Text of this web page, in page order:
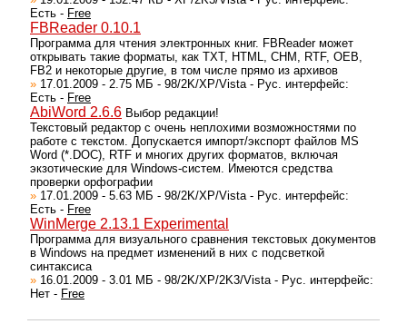
Есть - Free
FBReader 0.10.1
Программа для чтения электронных книг. FBReader может
открывать такие форматы, как TXT, HTML, CHM, RTF, OEB,
FB2 и некоторые другие, в том числе прямо из архивов
» 17.01.2009 - 2.75 МБ - 98/2K/XP/Vista - Рус. интерфейс:
Есть - Free
AbiWord 2.6.6 Выбор редакции!
Текстовый редактор с очень неплохими возможностями по
работе с текстом. Допускается импорт/экспорт файлов MS
Word (*.DOC), RTF и многих других форматов, включая
экзотические для Windows-систем. Имеются средства
проверки орфографии
» 17.01.2009 - 5.63 МБ - 98/2K/XP/Vista - Рус. интерфейс:
Есть - Free
WinMerge 2.13.1 Experimental
Программа для визуального сравнения текстовых документов
в Windows на предмет изменений в них с подсветкой
синтаксиса
» 16.01.2009 - 3.01 МБ - 98/2K/XP/2K3/Vista - Рус. интерфейс:
Нет - Free